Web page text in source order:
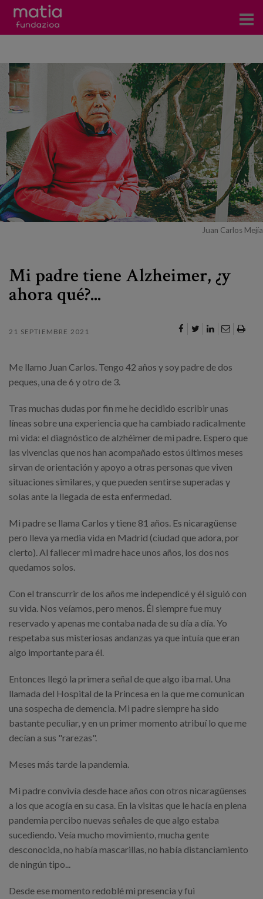
Servicios
Eventos
Contacto
Noticias
Blog
Prensa
es
eu
Juan Carlos Mejía
Mi padre tiene Alzheimer, ¿y
ahora qué?...
21 SEPTIEMBRE 2021
Me llamo Juan Carlos. Tengo 42 años y soy padre de dos
peques, una de 6 y otro de 3.
Tras muchas dudas por fin me he decidido escribir unas
líneas sobre una experiencia que ha cambiado radicalmente
mi vida: el diagnóstico de alzhéimer de mi padre. Espero que
las vivencias que nos han acompañado estos últimos meses
sirvan de orientación y apoyo a otras personas que viven
situaciones similares, y que pueden sentirse superadas y
solas ante la llegada de esta enfermedad.
Mi padre se llama Carlos y tiene 81 años. Es nicaragüense
pero lleva ya media vida en Madrid (ciudad que adora, por
cierto). Al fallecer mi madre hace unos años, los dos nos
quedamos solos.
Con el transcurrir de los años me independicé y él siguió con
su vida. Nos veíamos, pero menos. Él siempre fue muy
reservado y apenas me contaba nada de su día a día. Yo
respetaba sus misteriosas andanzas ya que intuía que eran
algo importante para él.
Entonces llegó la primera señal de que algo iba mal. Una
llamada del Hospital de la Princesa en la que me comunican
una sospecha de demencia. Mi padre siempre ha sido
bastante peculiar, y en un primer momento atribuí lo que me
decían a sus "rarezas".
Meses más tarde la pandemia.
Mi padre convivía desde hace años con otros nicaragüenses
a los que acogía en su casa. En la visitas que le hacía en plena
pandemia percibo nuevas señales de que algo estaba
sucediendo. Veía mucho movimiento, mucha gente
desconocida, no había mascarillas, no había distanciamiento
de ningún tipo...
Desde ese momento redoblé mi presencia y fui